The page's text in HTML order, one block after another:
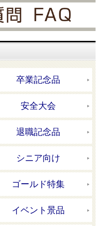
卒業記念品
安全大会
退職記念品
シニア向け
ゴールド特集
イベント景品